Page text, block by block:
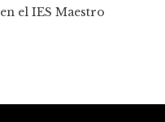
el IES Maestro